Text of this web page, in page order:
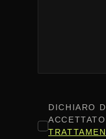
CONSENSO*
DICHIARO